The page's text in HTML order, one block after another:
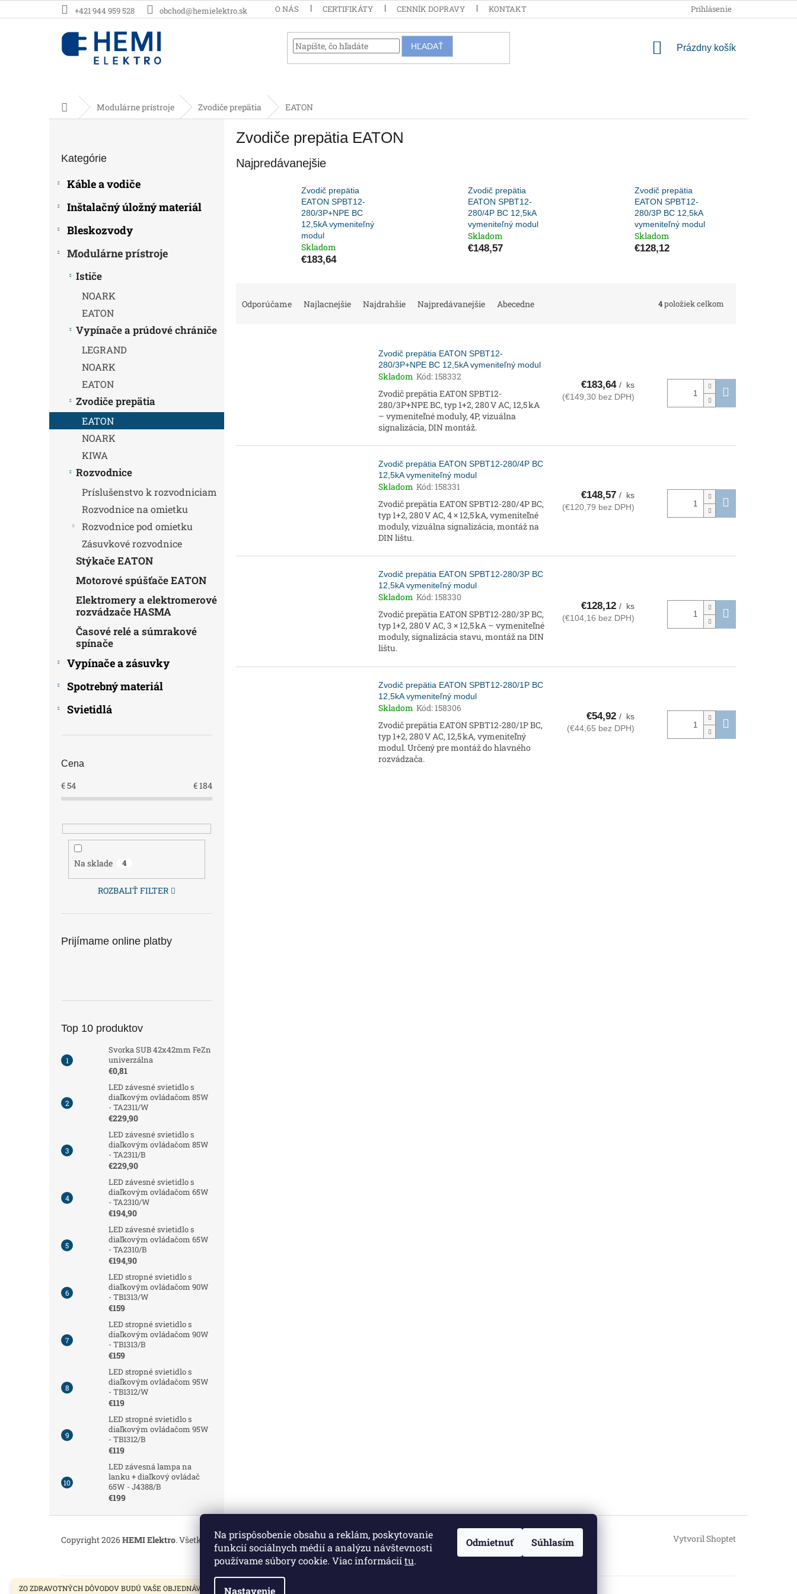
Na prispôsobenie obsahu a reklám, poskytovanie
funkcií sociálnych médií a analýzu návštevnosti
používame súbory cookie. Viac informáciítu.
Nastavenie
Odmietnuť Súhlasím
na
ZO ZDRAVOTNÝCH DÔVODOV BUDÚ VAŠE OBJEDNÁVKY VYBAVENÉ V
+421 944 959 528 obchod@hemielektro.sk O NÁS CERTIFIKÁTY CENNÍK DOPRAVY KONTAKT PODMIENKY OCHRANY
Prihlásenie
HĽADAŤ
NÁKUPNÝ
Prázdny košík
DomovModulárne prístroje Zvodiče prepätia EATON
kategórie
Kategórie
Káble a vodiče
Inštalačný úložný materiál
Bleskozvody
Modulárne prístroje
Ističe
NOARK
EATON
Vypínače a prúdové chrániče
LEGRAND
NOARK
EATON
Zvodiče prepätia
EATON
NOARK
KIWA
Rozvodnice
Príslušenstvo k rozvodniciam
Rozvodnice na omietku
Rozvodnice pod omietku
Zásuvkové rozvodnice
Stýkače EATON
Motorové spúšťače EATON
Elektromery a elektromerové
rozvádzače HASMA
Časové relé a súmrakové
spínače
Vypínače a zásuvky
Spotrebný materiál
Svietidlá
Cena
€54 €184
Na sklade 4
ROZBALIŤ FILTER
Prijímame online platby
Top 10 produktov
Svorka SUB 42x42mm FeZn
univerzálna
€0,81
LED závesné svietidlo s
diaľkovým ovládačom 85W
- TA2311/W
€229,90
LED závesné svietidlo s
diaľkovým ovládačom 85W
- TA2311/B
€229,90
LED závesné svietidlo s
diaľkovým ovládačom 65W
- TA2310/W
€194,90
LED závesné svietidlo s
diaľkovým ovládačom 65W
- TA2310/B
€194,90
LED stropné svietidlo s
diaľkovým ovládačom 90W
- TB1313/W
€159
LED stropné svietidlo s
diaľkovým ovládačom 90W
- TB1313/B
€159
LED stropné svietidlo s
diaľkovým ovládačom 95W
- TB1312/W
€119
LED stropné svietidlo s
diaľkovým ovládačom 95W
- TB1312/B
€119
LED závesná lampa na
lanku + diaľkový ovládač
65W - J4388/B
€199
Zvodiče prepätia EATON
Najpredávanejšie
Zvodič prepätia
EATON SPBT12-
280/3P+NPE BC
12,5kA vymeniteľný
modul
Skladom
€183,64
Zvodič prepätia
EATON SPBT12-
280/4P BC 12,5kA
vymeniteľný modul
Skladom
€148,57
Zvodič prepätia
EATON SPBT12-
280/3P BC 12,5kA
vymeniteľný modul
Skladom
€128,12
k
Odporúčame Najlacnejšie Najdrahšie Najpredávanejšie Abecedne 4položiek celkom
d
Zvodič prepätia EATON SPBT12-
280/3P+NPE BC 12,5kA vymeniteľný modul
Skladom Kód: 158332
Zvodič prepätia EATON SPBT12-
280/3P+NPE BC, typ 1+2, 280 V AC, 12,5 kA
– vymeniteľné moduly, 4P, vizuálna
signalizácia, DIN montáž.
€183,64/ ks
(€149,30 bez DPH)
Zvodič prepätia EATON SPBT12-280/4P BC
12,5kA vymeniteľný modul
Skladom Kód: 158331
Zvodič prepätia EATON SPBT12-280/4P BC,
typ 1+2, 280 V AC, 4 × 12,5 kA, vymeniteľné
moduly, vizuálna signalizácia, montáž na
DIN lištu.
€148,57/ ks
(€120,79 bez DPH)
Zvodič prepätia EATON SPBT12-280/3P BC
12,5kA vymeniteľný modul
Skladom Kód: 158330
Zvodič prepätia EATON SPBT12-280/3P BC,
typ 1+2, 280 V AC, 3 × 12,5 kA – vymeniteľné
moduly, signalizácia stavu, montáž na DIN
lištu.
€128,12/ ks
(€104,16 bez DPH)
Zvodič prepätia EATON SPBT12-280/1P BC
12,5kA vymeniteľný modul
Skladom Kód: 158306
Zvodič prepätia EATON SPBT12-280/1P BC,
typ 1+2, 280 V AC, 12,5 kA, vymeniteľný
modul. Určený pre montáž do hlavného
rozvádzača.
€54,92/ ks
(€44,65 bez DPH)
Vytvoril Shoptet
Copyright 2026HEMI Elektro. Všetky práva vyhradené.Upraviť nastavenie cookies